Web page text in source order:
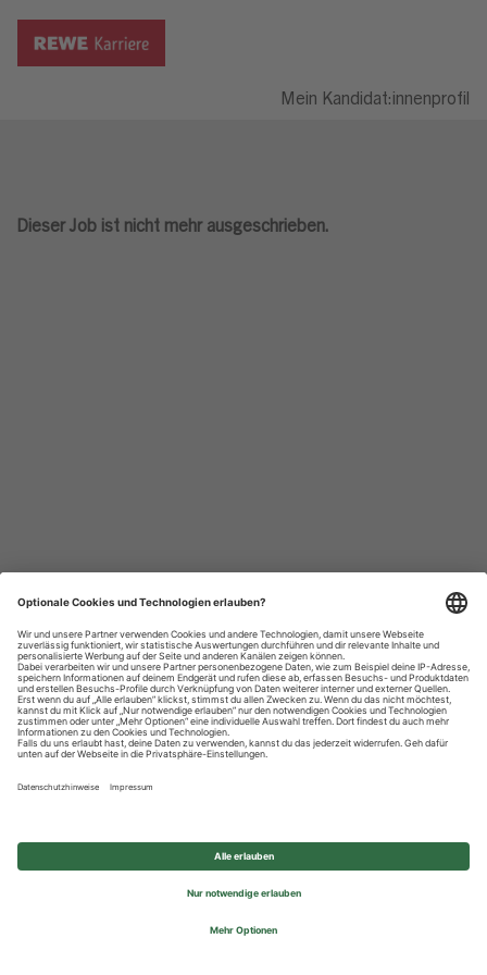
Mein Kandidat:innenprofil
Dieser Job ist nicht mehr ausgeschrieben.
Datenschutzhinweise
Impressum
Privatsphäre-Einstellungen
© 2026 REWE Group - All rights reserved